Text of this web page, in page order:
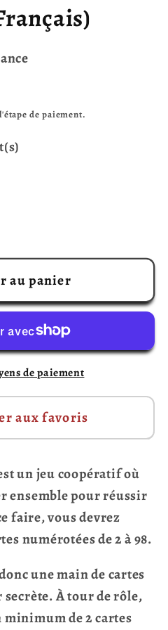
de paiement.
au panier
de paiement
aux favoris
un jeu coopératif où
ensemble pour réussir
faire, vous devrez
numérotées de 2 à 98.
une main de cartes
secrète. À tour de rôle,
de 2 cartes